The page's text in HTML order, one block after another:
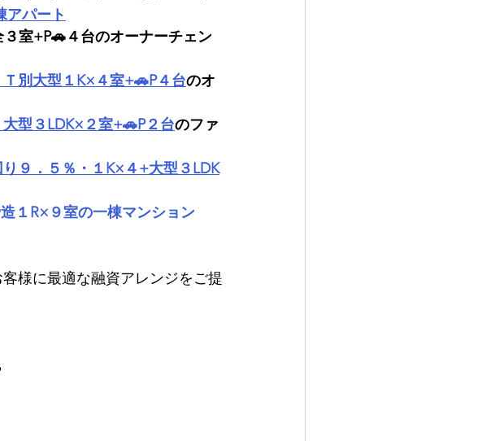
アパート
３室+P🚗４台のオーナーチェン
別大型１K×４室+🚗P４台のオ
型３LDK×２室+🚗P２台のファ
９．５％・１K×４+大型３LDK
１R×９室の一棟マンション
様に最適な融資アレンジをご提